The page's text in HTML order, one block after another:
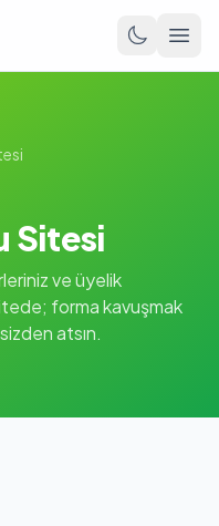
Sitesi
ve üyelik
forma kavuşmak
atsın.